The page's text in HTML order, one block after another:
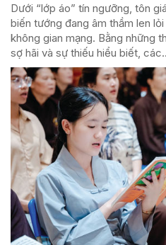
Dưới “lớp áo” tín ngưỡng, tôn
biến tướng đang âm thầm len
không gian mạng. Bằng những
sợ hãi và sự thiếu hiểu biết,